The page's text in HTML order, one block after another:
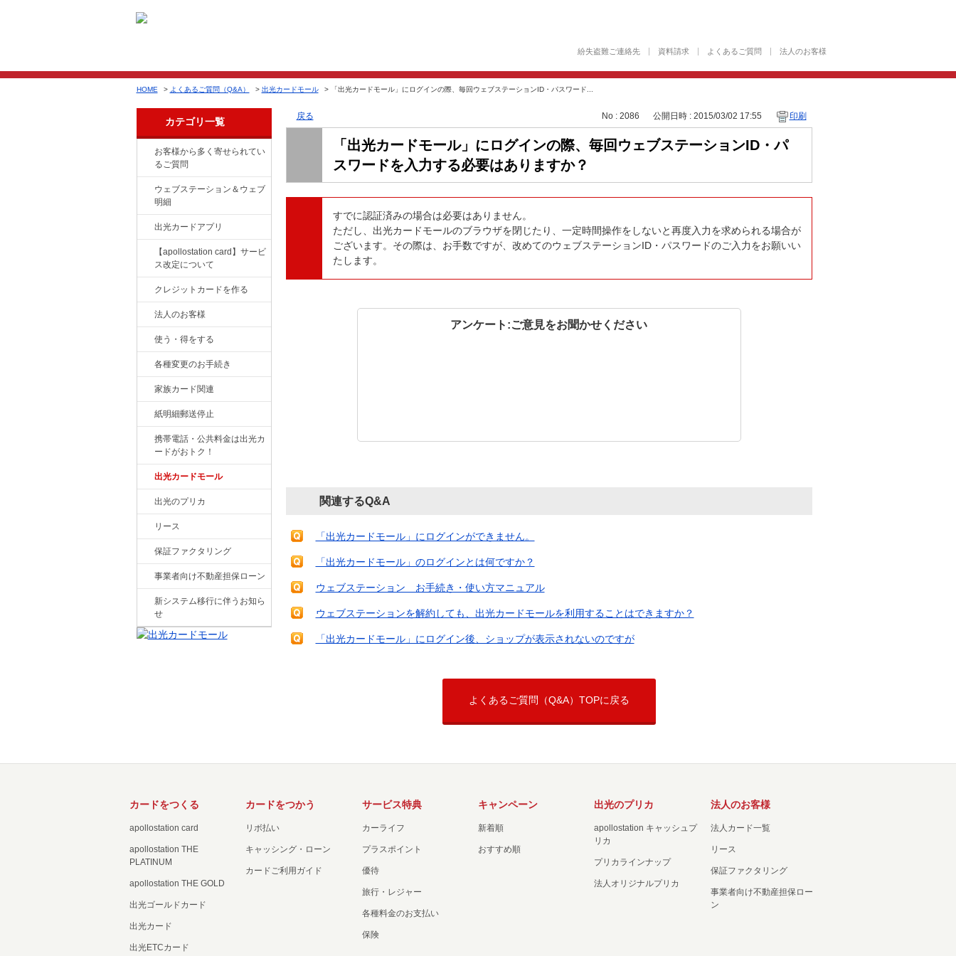
紛失盗難ご連絡先 資料請求 よくあるご質問 法人のお客様
HOME > よくあるご質問（Q&A） > 出光カードモール > 「出光カードモール」にログインの際、毎回ウェブステーションID・パスワード...
カテゴリ一覧
お客様から多く寄せられてい
るご質問
ウェブステーション＆ウェブ
明細
出光カードアプリ
【apollostation card】サービ
ス改定について
クレジットカードを作る
法人のお客様
使う・得をする
各種変更のお手続き
家族カード関連
紙明細郵送停止
携帯電話・公共料金は出光カ
ードがおトク！
出光カードモール
出光のプリカ
リース
保証ファクタリング
事業者向け不動産担保ローン
新システム移行に伴うお知ら
せ
戻る No : 2086 公開日時 : 2015/03/02 17:55 印刷
「出光カードモール」にログインの際、毎回ウェブステーションID・パ
スワードを入力する必要はありますか？
すでに認証済みの場合は必要はありません。
ただし、出光カードモールのブラウザを閉じたり、一定時間操作をしないと再度入力を求められる場合が
ございます。その際は、お手数ですが、改めてのウェブステーションID・パスワードのご入力をお願いい
たします。
アンケート:ご意見をお聞かせください
関連するQ&A
「出光カードモール」にログインができません。
「出光カードモール」のログインとは何ですか？
ウェブステーション お手続き・使い方マニュアル
ウェブステーションを解約しても、出光カードモールを利用することはできますか？
「出光カードモール」にログイン後、ショップが表示されないのですが
よくあるご質問（Q&A）TOPに戻る
カードをつくる
apollostation card
apollostation THE
PLATINUM
apollostation THE GOLD
出光ゴールドカード
出光カード
出光ETCカード
カードをつかう
リボ払い
キャッシング・ローン
カードご利用ガイド
サービス特典
カーライフ
プラスポイント
優待
旅行・レジャー
各種料金のお支払い
保険
キャンペーン
新着順
おすすめ順
出光のプリカ
apollostation キャッシュプ
リカ
プリカラインナップ
法人オリジナルプリカ
法人のお客様
法人カード一覧
リース
保証ファクタリング
事業者向け不動産担保ロー
ン